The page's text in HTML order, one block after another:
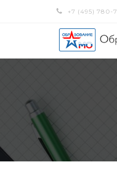
+7 (495) 780-